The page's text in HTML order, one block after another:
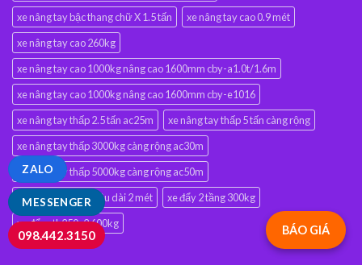
xe nâng tay bậc thang chữ X 1.5 tấn
xe nâng tay cao 0.9 mét
xe nâng tay cao 260kg
xe nâng tay cao 1000kg nâng cao 1600mm cby-a1.0t/1.6m
xe nâng tay cao 1000kg nâng cao 1600mm cby-e1016
xe nâng tay thấp 2.5 tấn ac25m
xe nâng tay thấp 5 tấn càng rộng
xe nâng tay thấp 3000kg càng rộng ac30m
xe nâng tay thấp 5000kg càng rộng ac50m
xe nâng tay thấp siêu dài 2 mét
xe đẩy 2 tầng 300kg
xe đẩy xth250s2 600kg
BÁO GIÁ
MESSENGER
ZALO
098.442.3150